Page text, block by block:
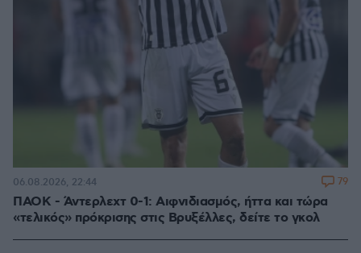
ΠΑΟΚ - Άντερλεχτ 0-1: Αιφνιδιασμός, ήττα και τώρα
«τελικός» πρόκρισης στις Βρυξέλλες, δείτε το γκολ
06.08.2026, 22:44 79